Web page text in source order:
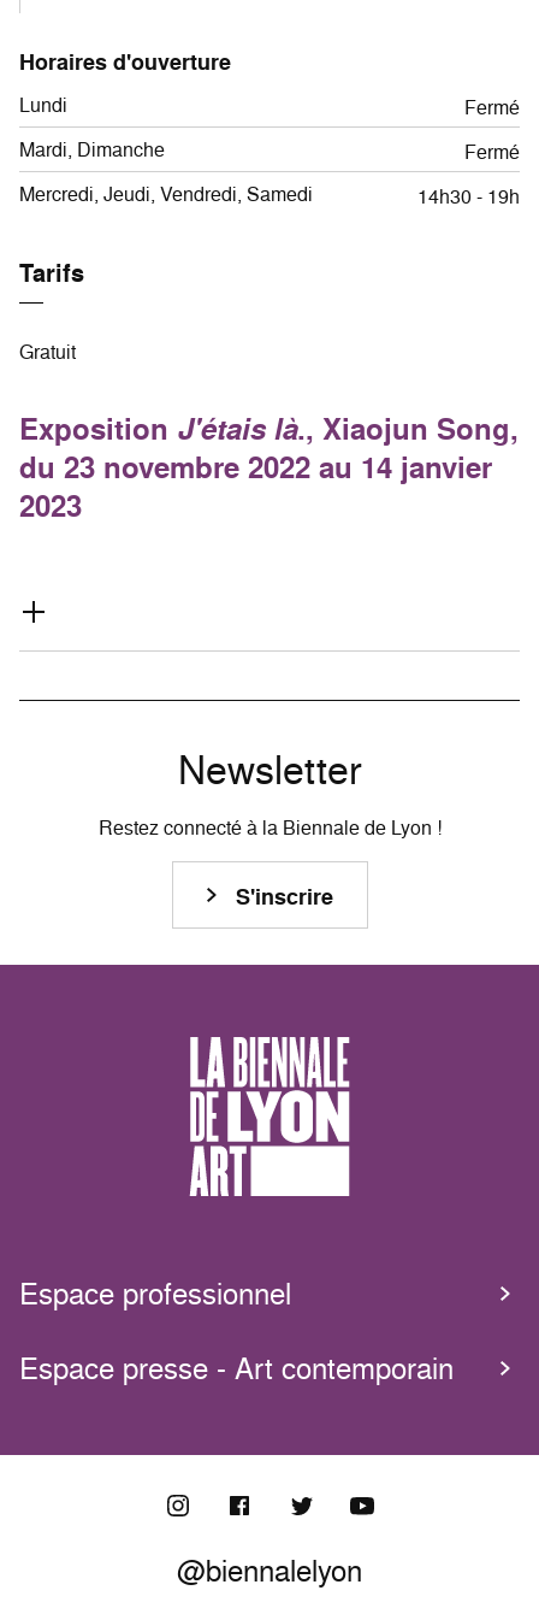
Horaires d'ouverture
Lundi
Fermé
Mardi, Dimanche
Fermé
Mercredi, Jeudi, Vendredi, Samedi
14h30 - 19h
Tarifs
Gratuit
Exposition J'étais là., Xiaojun Song,
du 23 novembre 2022 au 14 janvier
2023
Newsletter
Restez connecté à la Biennale de Lyon !
S'inscrire
Espace professionnel
Espace presse - Art contemporain
@biennalelyon